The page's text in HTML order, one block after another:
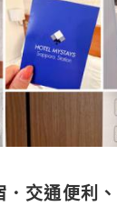
．交通便利